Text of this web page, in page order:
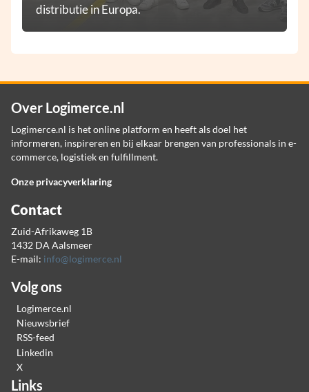
distributie in Europa.
Over Logimerce.nl
Logimerce.nl is het online platform en heeft als doel het
informeren, inspireren en bij elkaar brengen van professionals in e-
commerce, logistiek en fulfillment.
Onze privacyverklaring
Contact
Zuid-Afrikaweg 1B
1432 DA Aalsmeer
E-mail: info@logimerce.nl
Volg ons
Logimerce.nl
Nieuwsbrief
RSS-feed
Linkedin
X
Links